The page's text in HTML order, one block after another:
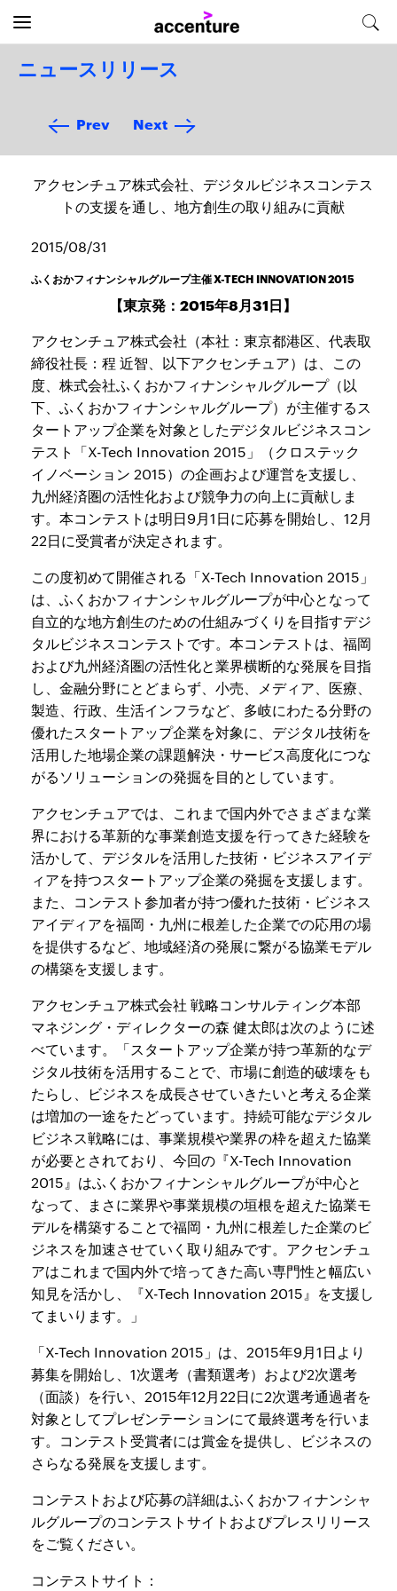
ニュースリリース
Prev Next
アクセンチュア株式会社、デジタルビジネスコンテス
トの支援を通し、地方創生の取り組みに貢献
2015/08/31
ふくおかフィナンシャルグループ主催 X-TECH INNOVATION 2015
【東京発：2015年8月31日】
アクセンチュア株式会社（本社：東京都港区、代表取
締役社長：程 近智、以下アクセンチュア）は、この
度、株式会社ふくおかフィナンシャルグループ（以
下、ふくおかフィナンシャルグループ）が主催するス
タートアップ企業を対象としたデジタルビジネスコン
テスト「X-Tech Innovation 2015」（クロステック
イノベーション 2015）の企画および運営を支援し、
九州経済圏の活性化および競争力の向上に貢献しま
す。本コンテストは明日9月1日に応募を開始し、12月
22日に受賞者が決定されます。
この度初めて開催される「X-Tech Innovation 2015」
は、ふくおかフィナンシャルグループが中心となって
自立的な地方創生のための仕組みづくりを目指すデジ
タルビジネスコンテストです。本コンテストは、福岡
および九州経済圏の活性化と業界横断的な発展を目指
し、金融分野にとどまらず、小売、メディア、医療、
製造、行政、生活インフラなど、多岐にわたる分野の
優れたスタートアップ企業を対象に、デジタル技術を
活用した地場企業の課題解決・サービス高度化につな
がるソリューションの発掘を目的としています。
アクセンチュアでは、これまで国内外でさまざまな業
界における革新的な事業創造支援を行ってきた経験を
活かして、デジタルを活用した技術・ビジネスアイデ
ィアを持つスタートアップ企業の発掘を支援します。
また、コンテスト参加者が持つ優れた技術・ビジネス
アイディアを福岡・九州に根差した企業での応用の場
を提供するなど、地域経済の発展に繋がる協業モデル
の構築を支援します。
アクセンチュア株式会社 戦略コンサルティング本部
マネジング・ディレクターの森 健太郎は次のように述
べています。「スタートアップ企業が持つ革新的なデ
ジタル技術を活用することで、市場に創造的破壊をも
たらし、ビジネスを成長させていきたいと考える企業
は増加の一途をたどっています。持続可能なデジタル
ビジネス戦略には、事業規模や業界の枠を超えた協業
が必要とされており、今回の『X-Tech Innovation
2015』はふくおかフィナンシャルグループが中心と
なって、まさに業界や事業規模の垣根を超えた協業モ
デルを構築することで福岡・九州に根差した企業のビ
ジネスを加速させていく取り組みです。アクセンチュ
アはこれまで国内外で培ってきた高い専門性と幅広い
知見を活かし、『X-Tech Innovation 2015』を支援し
てまいります。」
「X-Tech Innovation 2015」は、2015年9月1日より
募集を開始し、1次選考（書類選考）および2次選考
（面談）を行い、2015年12月22日に2次選考通過者を
対象としてプレゼンテーションにて最終選考を行いま
す。コンテスト受賞者には賞金を提供し、ビジネスの
さらなる発展を支援します。
コンテストおよび応募の詳細はふくおかフィナンシャ
ルグループのコンテストサイトおよびプレスリリース
をご覧ください。
コンテストサイト：